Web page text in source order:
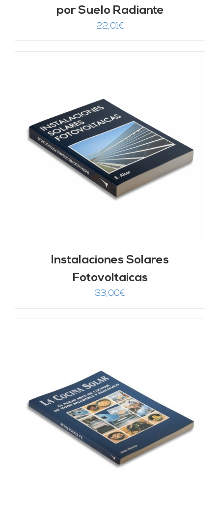
por Suelo Radiante
22,01€
Instalaciones Solares
Fotovoltaicas
33,00€